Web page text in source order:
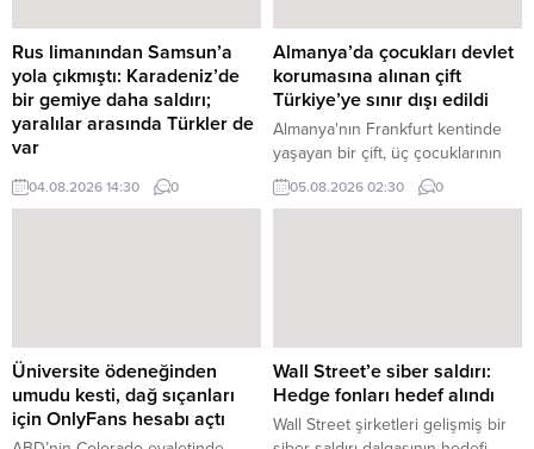
Rus limanından Samsun’a
yola çıkmıştı: Karadeniz’de
bir gemiye daha saldırı;
yaralılar arasında Türkler de
var
Rusya'nın Novorossiysk
Limanı'ndan Samsun'a seyir
Rusya'ya ait deniz araçları
tarafından ...
04.08.2026 14:30 0
Almanya’da çocukları devlet
korumasına alınan çift
Türkiye’ye sınır dışı edildi
Almanya'nın Frankfurt kentinde
yaşayan bir çift, üç çocuklarının
Frankfurt Gençlik Dairesi
(Jugendamt) tarafından koruma
05.08.2026 02:30 0
Üniversite ödeneğinden
umudu kesti, dağ sıçanları
için OnlyFans hesabı açtı
Wall Street’e siber saldırı:
Hedge fonları hedef alındı
Wall Street şirketleri gelişmiş bir